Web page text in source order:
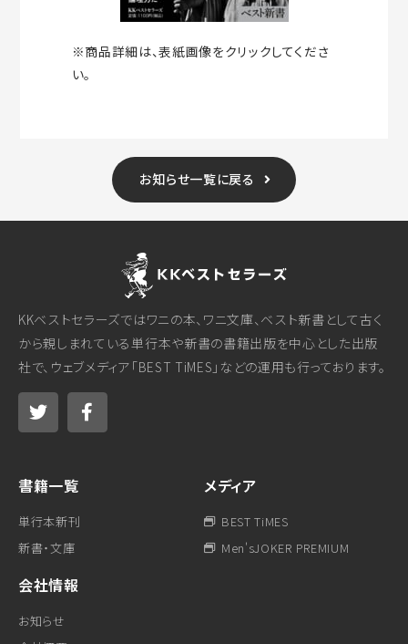
※商品詳細は、表紙画像をクリックしてくださ
い。
お知らせ一覧に戻る
KKベストセラーズではワニの本、ワニ文庫、ベスト新書として古く
から親しまれている単行本や新書の書籍出版を中心とした出版
社で、ウェブメディア「BEST TiMES」などの運用も行っております。
書籍一覧
単行本新刊
新書・文庫
メディア
BEST TiMES
Men'sJOKER PREMIUM
会社情報
お知らせ